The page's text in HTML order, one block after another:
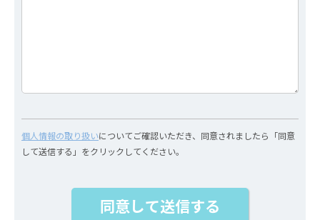
個人情報の取り扱いについてご確認いただき、同意されましたら「同意
して送信する」をクリックしてください。